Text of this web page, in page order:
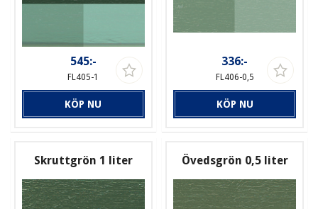
545:-
FL405-1
KÖP NU
336:-
FL406-0,5
KÖP NU
Skruttgrön 1 liter Övedsgrön 0,5 liter